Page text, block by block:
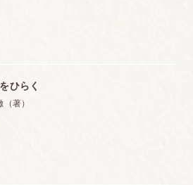
ひらく
著）